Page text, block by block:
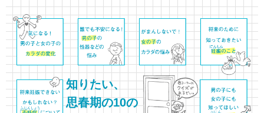
知りたい、
思春期の10の